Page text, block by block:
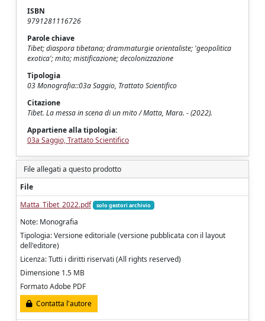
ISBN
9791281116726
Parole chiave
Tibet; diaspora tibetana; drammaturgie orientaliste; 'geopolitica
exotica'; mito; mistificazione; decolonizzazione
Tipologia
03 Monografia::03a Saggio, Trattato Scientifico
Citazione
Tibet. La messa in scena di un mito / Matta, Mara. - (2022).
Appartiene alla tipologia:
03a Saggio, Trattato Scientifico
File allegati a questo prodotto
File
Matta_Tibet_2022.pdf
solo gestori archivio
Note: Monografia
Tipologia: Versione editoriale (versione pubblicata con il layout
dell'editore)
Licenza: Tutti i diritti riservati (All rights reserved)
Dimensione 1.5 MB
Formato Adobe PDF
Contatta l'autore